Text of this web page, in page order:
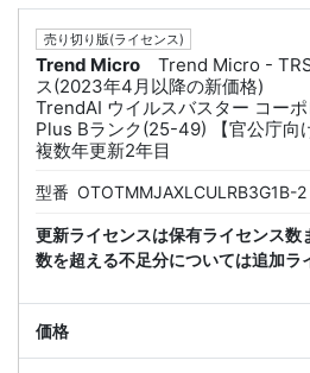
売り切り版(ライセンス)
Trend Micro
Trend Micro -
ス(2023年4月以降の新価格)
TrendAI ウイルスバスター コー
Plus Bランク(25-49) 【官公庁向
複数年更新2年目
型番 OTOTMMJAXLCULRB3G1B-2
更新ライセンスは保有ライセンス数
数を超える不足分については追加ラ